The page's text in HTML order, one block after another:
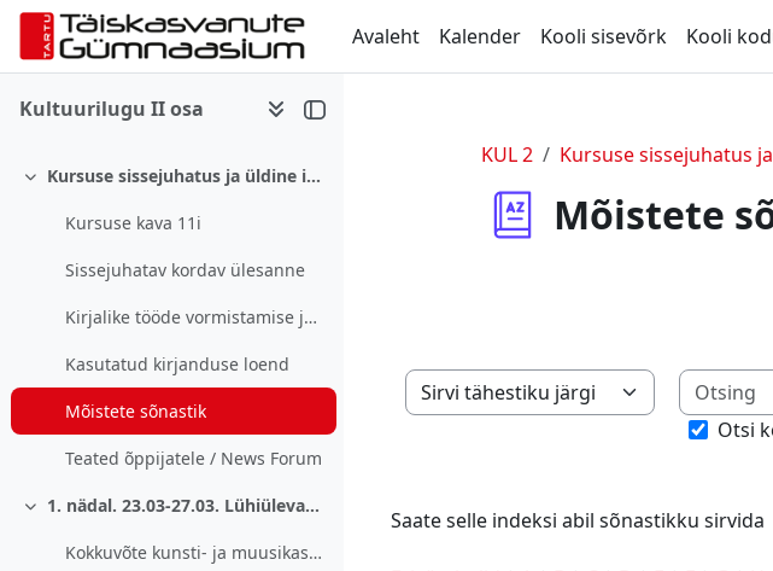
Jäta vahele peasisuni
Avaleht
Kalender Kooli sisevõrk Kooli
Kultuurilugu II osa
Ahenda Kursuse sissejuhatus ja üldine info
Kursuse kava 11i
Sissejuhatav kordav ülesanne
Kirjalike tööde vormistamise juhend
Kasutatud kirjanduse loend
Mõistete sõnastik
Teated õppijatele / News Forum
Ahenda 1. nädal. 23.03-27.03. Lühiülevaade stiilidest.
Kokkuvõte kunsti- ja muusikastiilidest 15.-19. sajand
KUL 2 Kursuse sissejuhatus
Mõistete
Saate selle indeksi abil sõnastikku sirvida
Otsi
Saate selle indeksi abil sõnastikku sirvida